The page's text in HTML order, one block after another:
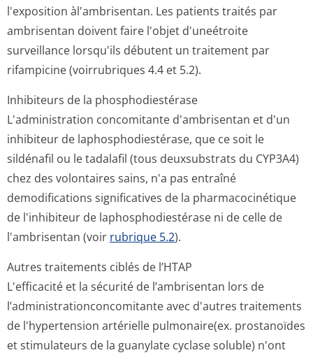
l'exposition àl'ambrisentan. Les patients traités par
ambrisentan doivent faire l'objet d'uneétroite
surveillance lorsqu'ils débutent un traitement par
rifampicine (voirrubriques 4.4 et 5.2).
Inhibiteurs de la phosphodiestérase
L'administration concomitante d'ambrisentan et d'un
inhibiteur de laphosphodies­térase, que ce soit le
sildénafil ou le tadalafil (tous deuxsubstrats du CYP3A4)
chez des volontaires sains, n'a pas entraîné
demodifications significatives de la pharmacocinétique
de l'inhibiteur de laphosphodiestérase ni de celle de
l'ambrisentan (voir rubrique 5.2).
Autres traitements ciblés de l’HTAP
L'efficacité et la sécurité de l’ambrisentan lors de
l’administrati­onconcomitante avec d'autres traitements
de l'hypertension artérielle pulmonaire(ex. prostanoïdes
et stimulateurs de la guanylate cyclase soluble) n'ont